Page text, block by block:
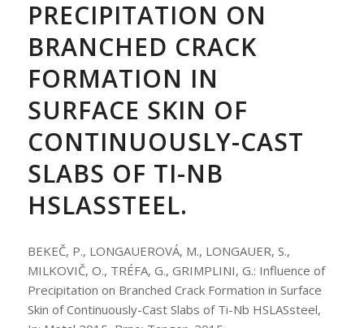
PRECIPITATION ON
BRANCHED CRACK
FORMATION IN
SURFACE SKIN OF
CONTINUOUSLY-CAST
SLABS OF TI-NB
HSLASSTEEL.
BEKEČ, P., LONGAUEROVÁ, M., LONGAUER, S.,
MILKOVIČ, O., TRÉFA, G., GRIMPLINI, G.: Influence of
Precipitation on Branched Crack Formation in Surface
Skin of Continuously-Cast Slabs of Ti-Nb HSLASsteel,